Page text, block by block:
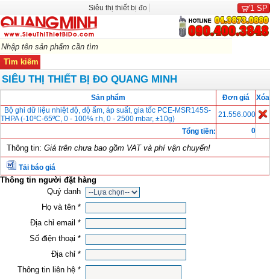
Siêu thị thiết bị đo 1 SP
SIÊU THỊ THIẾT BỊ ĐO QUANG MINH
Sản phẩm Đơn giá
Xóa
Bộ ghi dữ liệu nhiệt độ, độ ẩm, áp suất, gia tốc PCE-MSR145S-
THPA (-10ºC-65ºC, 0 - 100% r.h, 0 - 2500 mbar, ±10g)
21.556.000
Tổng tiền:
0
Thông tin: Giá trên chưa bao gồm VAT và phí vận chuyển!
Tải báo giá
Thông tin người đặt hàng
Quý danh
Họ và tên *
Địa chỉ email *
Số điện thoại *
Địa chỉ *
Thông tin liên hệ *